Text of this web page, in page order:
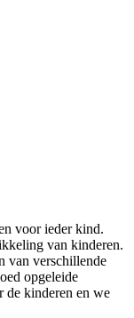
voor ieder kind.
van kinderen.
van verschillende
opgeleide
de kinderen en we